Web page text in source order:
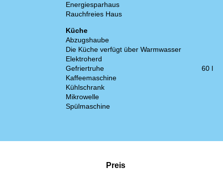
Energiesparhaus
Rauchfreies Haus
Küche
Abzugshaube
Die Küche verfügt über Warmwasser
Elektroherd
Gefriertruhe
60 l
Kaffeemaschine
Kühlschrank
Mikrowelle
Spülmaschine
Preis